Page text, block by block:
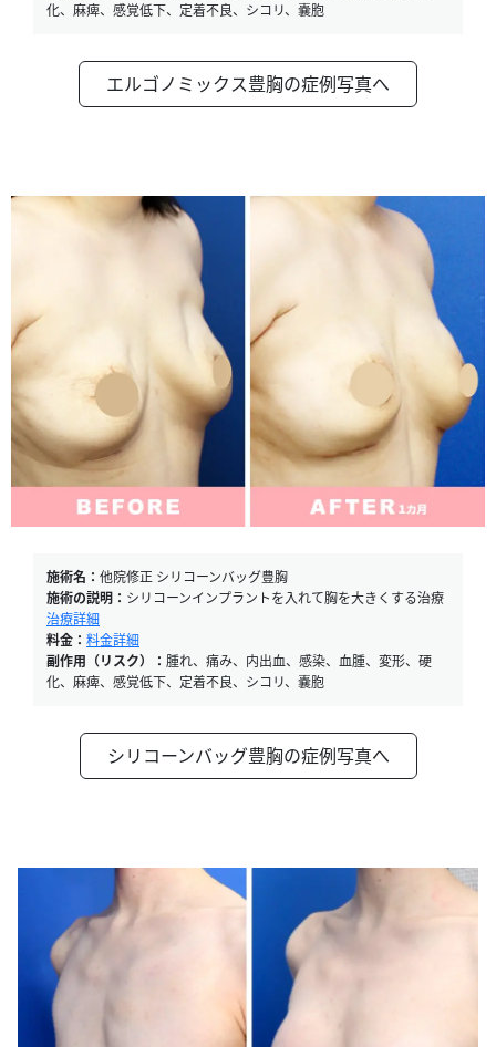
化、麻痺、感覚低下、定着不良、シコリ、嚢胞
エルゴノミックス豊胸の症例写真へ
施術名： 他院修正 シリコーンバッグ豊胸
施術の説明： シリコーンインプラントを入れて胸を大きくする治療
治療詳細
料金： 料金詳細
副作用（リスク）： 腫れ、痛み、内出血、感染、血腫、変形、硬
化、麻痺、感覚低下、定着不良、シコリ、嚢胞
シリコーンバッグ豊胸の症例写真へ